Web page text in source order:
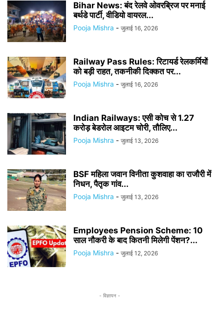
Bihar News: बंद रेलवे ओवरब्रिज पर मनाई
बर्थडे पार्टी, वीडियो वायरल...
Pooja Mishra - जुलाई 16, 2026
Railway Pass Rules: रिटायर्ड रेलकर्मियों
को बड़ी राहत, तकनीकी दिक्कत पर...
Pooja Mishra - जुलाई 16, 2026
Indian Railways: एसी कोच से 1.27
करोड़ बेडरोल आइटम चोरी, तौलिए...
Pooja Mishra - जुलाई 13, 2026
BSF महिला जवान विनीता कुशवाहा का राजौरी में
निधन, पैतृक गांव...
Pooja Mishra - जुलाई 13, 2026
Employees Pension Scheme: 10
साल नौकरी के बाद कितनी मिलेगी पेंशन?...
Pooja Mishra - जुलाई 12, 2026
- विज्ञापन -